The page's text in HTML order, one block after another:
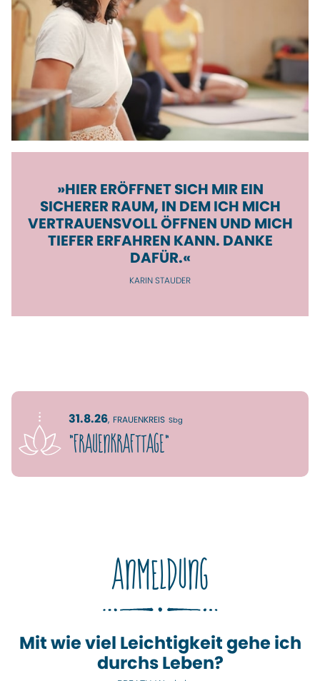
»HIER ERÖFFNET SICH MIR EIN
SICHERER RAUM, IN DEM ICH MICH
VER­TRAUENS­VOLL ÖFFNEN UND MICH
TIEFER ER­FAH­REN KANN. DANKE
DAFÜR.«
KARIN STAUDER
31.8.26, FRAUENKREIS Sbg
"FrauenKRAFTtage"
ANMELDUNG
Mit wie viel Leichtigkeit gehe ich
durchs Leben?